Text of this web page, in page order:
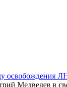
освобождения
Медведев в